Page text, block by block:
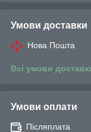
Умови доставки
Нова Пошта
Всі умови
Умови оплати
Післяплата